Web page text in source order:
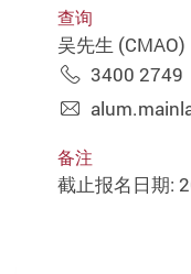
查询
吴先生 (CMAO)
3400 2749
备注
截止报名日期: